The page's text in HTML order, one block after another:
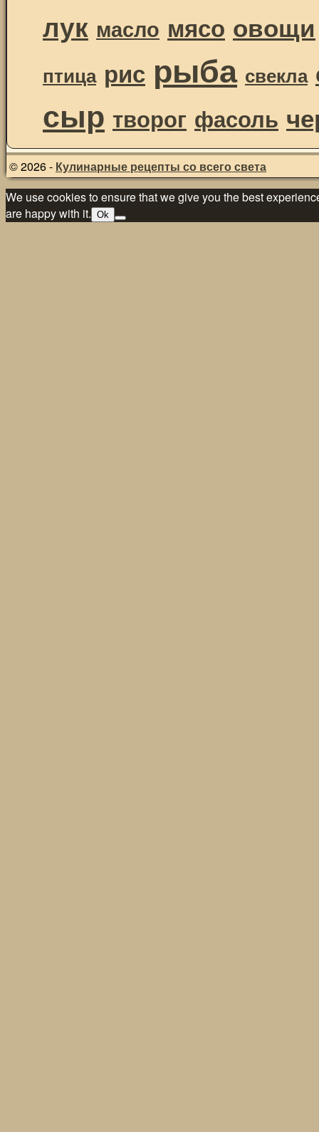
лук масло мясо овощи
птица рис рыба свекла
сыр творог фасоль
© 2026 - Кулинарные рецепты со всего света
We use cookies to ensure that we give you the best
are happy with it. Ok